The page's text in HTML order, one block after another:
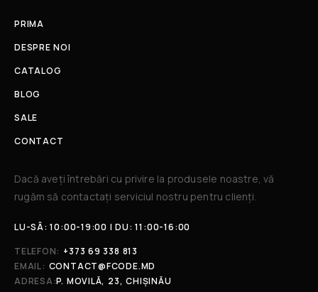
PRIMA
DESPRE NOI
CATALOG
BLOG
SALE
CONTACT
Dacă aveți întrebări cu privire la produsele noastre, vă
rugăm să contactați serviciul nostru pentru clienți.​
LU-SÂ: 10:00-19:00 | DU: 11:00-16:00
TELEFON: +373 69 338 813
EMAIL: CONTACT@FCODE.MD
ADRESA:P. MOVILĂ, 23, CHIȘINĂU